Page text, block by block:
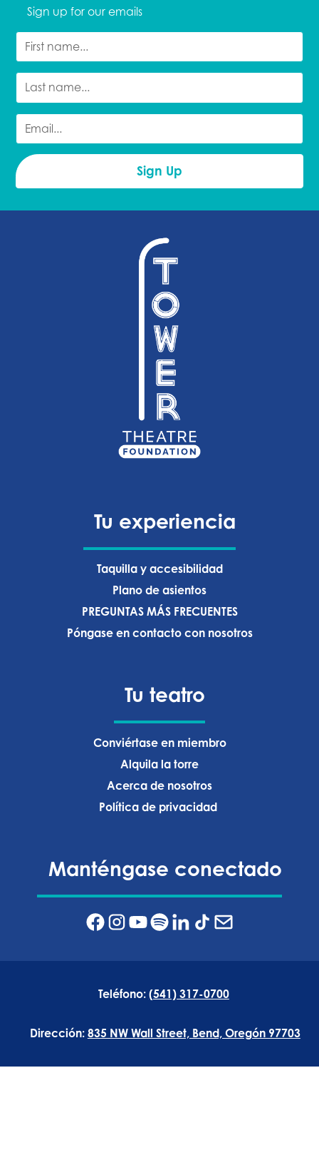
Sign up for our emails
Tu experiencia
Taquilla y accesibilidad
Plano de asientos
PREGUNTAS MÁS FRECUENTES
Póngase en contacto con nosotros
Tu teatro
Conviértase en miembro
Alquila la torre
Acerca de nosotros
Política de privacidad ‍
Manténgase conectado
Teléfono: (541) 317-0700
Dirección: 835 NW Wall Street, Bend, Oregón 97703